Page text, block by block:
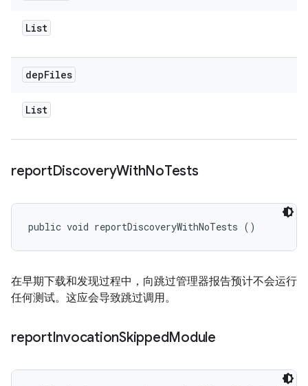
List
depFiles
List
reportDiscoveryWithNoTests
public void reportDiscoveryWithNoTests ()
在早期下载和发现过程中，向跳过管理器报告预计不会运行
任何测试。这应会导致跳过调用。
reportInvocationSkippedModule